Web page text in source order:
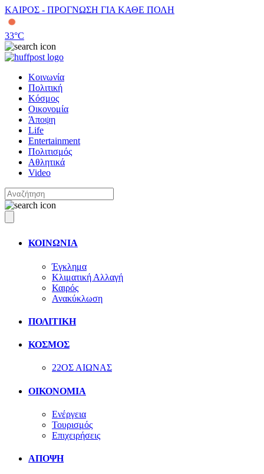
ΚΑΙΡΟΣ - ΠΡΟΓΝΩΣΗ ΓΙΑ ΚΑΘΕ ΠΟΛΗ
33°C
Κοινωνία
Πολιτική
Κόσμος
Οικονομία
Άποψη
Life
Entertainment
Πολιτισμός
Αθλητικά
Video
ΚΟΙΝΩΝΙΑ
Έγκλημα
Κλιματική Αλλαγή
Καιρός
Ανακύκλωση
ΠΟΛΙΤΙΚΗ
ΚΟΣΜΟΣ
22ΟΣ ΑΙΩΝΑΣ
ΟΙΚΟΝΟΜΙΑ
Ενέργεια
Τουρισμός
Επιχειρήσεις
ΑΠΟΨΗ